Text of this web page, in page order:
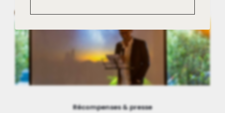
Récompenses & presse